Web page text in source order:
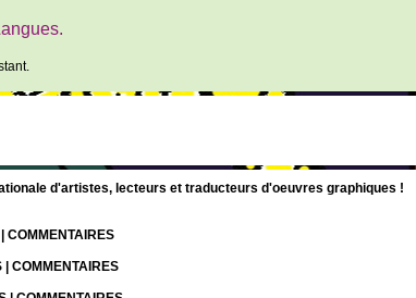
d'artistes, lecteurs et traducteurs d'oeuvres graphiques !
COMMENTAIRES
COMMENTAIRES